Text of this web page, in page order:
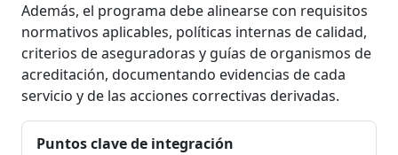
Además, el programa debe alinearse con requisitos
normativos aplicables, políticas internas de calidad,
criterios de aseguradoras y guías de organismos de
acreditación, documentando evidencias de cada
servicio y de las acciones correctivas derivadas.
Puntos clave de integración